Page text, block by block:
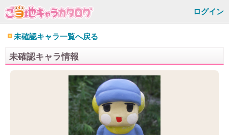
ログイン
未確認キャラ一覧へ戻る
未確認キャラ情報